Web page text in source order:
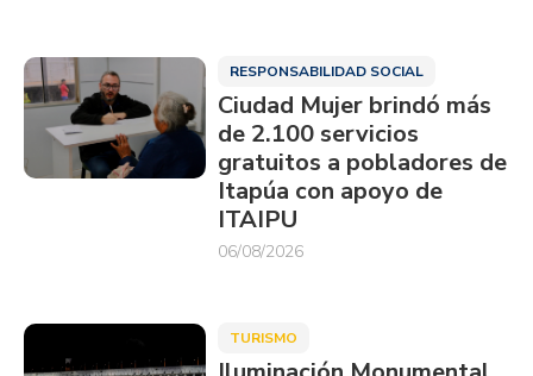
RESPONSABILIDAD SOCIAL
Ciudad Mujer brindó más
de 2.100 servicios
gratuitos a pobladores de
Itapúa con apoyo de
ITAIPU
06/08/2026
TURISMO